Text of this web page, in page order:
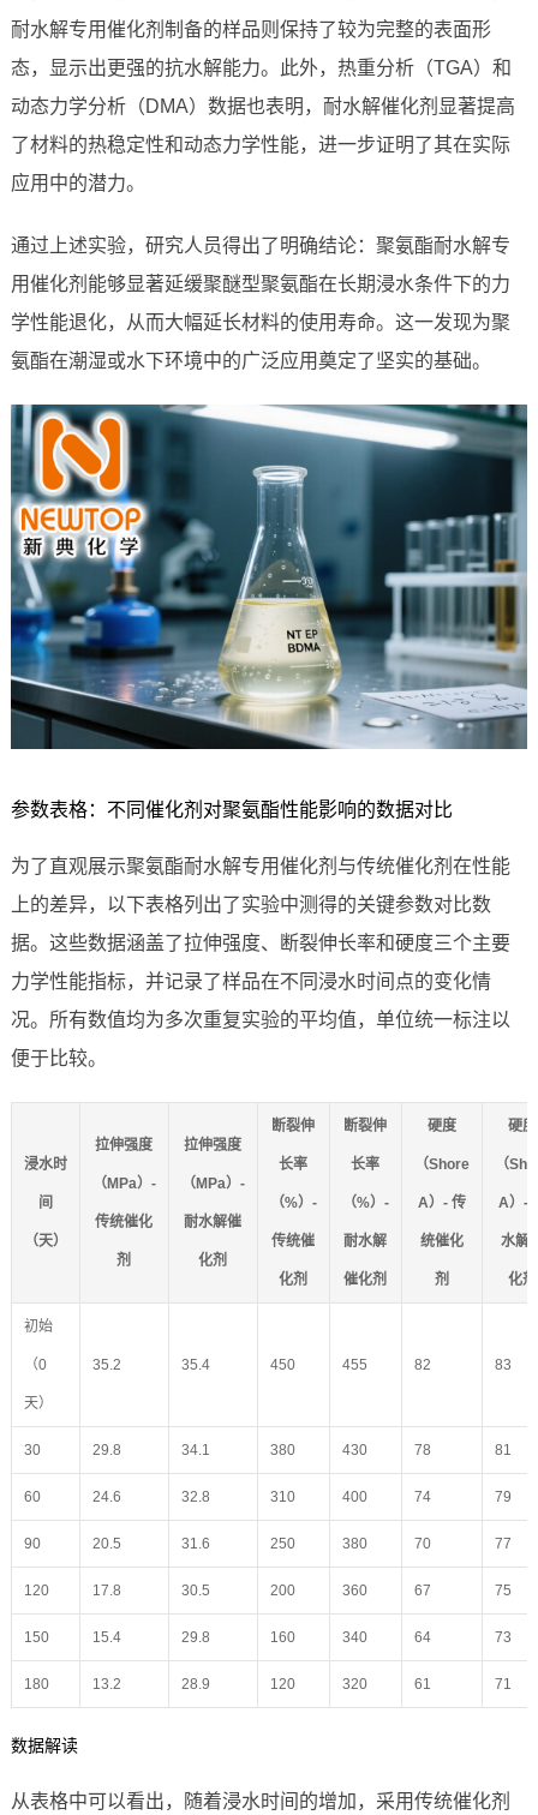
耐水解专用催化剂制备的样品则保持了较为完整的表面形
态，显示出更强的抗水解能力。此外，热重分析（TGA）和
动态力学分析（DMA）数据也表明，耐水解催化剂显著提高
了材料的热稳定性和动态力学性能，进一步证明了其在实际
应用中的潜力。
通过上述实验，研究人员得出了明确结论：聚氨酯耐水解专
用催化剂能够显著延缓聚醚型聚氨酯在长期浸水条件下的力
学性能退化，从而大幅延长材料的使用寿命。这一发现为聚
氨酯在潮湿或水下环境中的广泛应用奠定了坚实的基础。
参数表格：不同催化剂对聚氨酯性能影响的数据对比
为了直观展示聚氨酯耐水解专用催化剂与传统催化剂在性能
上的差异，以下表格列出了实验中测得的关键参数对比数
据。这些数据涵盖了拉伸强度、断裂伸长率和硬度三个主要
力学性能指标，并记录了样品在不同浸水时间点的变化情
况。所有数值均为多次重复实验的平均值，单位统一标注以
便于比较。
浸水时
间
（天）
拉伸强度
（MPa）-
传统催化
剂
拉伸强度
（MPa）-
耐水解催
化剂
断裂伸
长率
（%）-
传统催
化剂
断裂伸
长率
（%）-
耐水解
催化剂
硬度
（Shore
A）- 传
统催化
剂
硬度
（
A）-
水解
化剂
初始
（0
天）
35.2 35.4 450 455 82 83
30 29.8 34.1 380 430 78 81
60 24.6 32.8 310 400 74 79
90 20.5 31.6 250 380 70 77
120 17.8 30.5 200 360 67 75
150 15.4 29.8 160 340 64 73
180 13.2 28.9 120 320 61 71
数据解读
从表格中可以看出，随着浸水时间的增加，采用传统催化剂